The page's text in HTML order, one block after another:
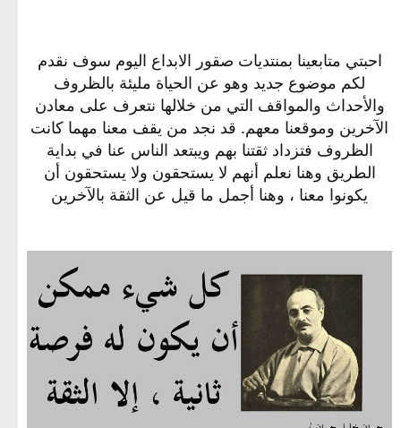
احبتي متابعينا بمنتديات صقور الابداع اليوم سوف نقدم
لكم موضوع جديد وهو عن الحياة مليئة بالظروف
والأحداث والمواقف التي من خلالها نتعرف على معادن
الآخرين وموقعنا معهم. قد نجد من يقف معنا مهما كانت
الظروف فتزداد ثقتنا بهم ويبتعد الناس عنا في بداية
الطريق وهنا نعلم أنهم لا يستحقون ولا يستحقون أن
يكونوا معنا ، وهنا أجمل ما قيل عن الثقة بالآخرين